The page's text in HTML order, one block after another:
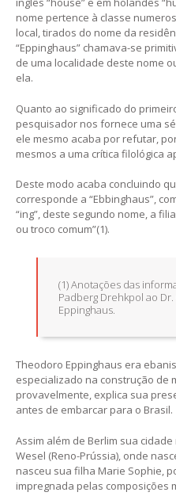
nome pertence à classe
local, tirados do nome da
“Eppinghaus” chamava-se
de uma localidade deste nome
ela.
Quanto ao significado do
pesquisador nos fornece uma
ele mesmo acaba por refutar,
mesmos a uma crítica filológica
Deste modo acaba concluindo
corresponde a “Ebbinghaus”,
“ing”, deste segundo nome, a
ou troco comum”(1).
(1) Anotações das
Padberg Drehkpol ao
Eppinghaus.
Theodoro Eppinghaus era
especializado na construção de
provavelmente, explica sua
antes de embarcar para o Brasil.
Assim além de Berlim sua
Wesel (Reno-Prússia), onde
nasceu sua filha Marie Sophie,
impregnada pelas composições